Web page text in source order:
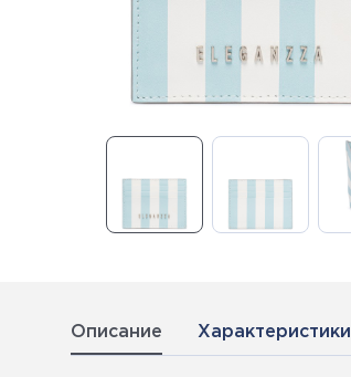
Описание Характеристики